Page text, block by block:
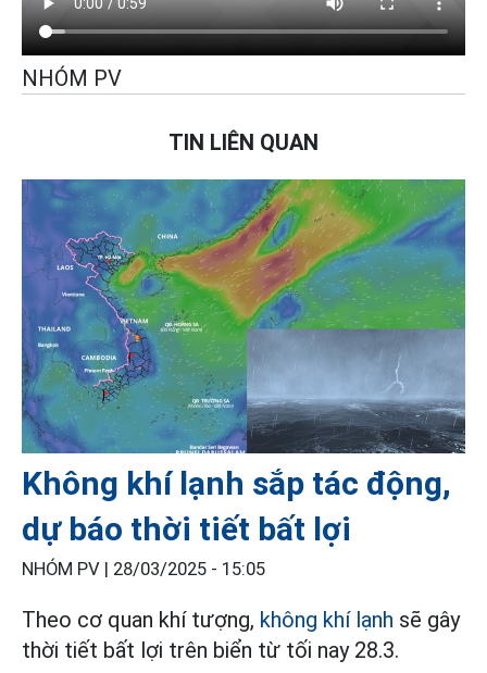
NHÓM PV
TIN LIÊN QUAN
Không khí lạnh sắp tác động,
dự báo thời tiết bất lợi
NHÓM PV | 28/03/2025 - 15:05
Theo cơ quan khí tượng, không khí lạnh sẽ gây
thời tiết bất lợi trên biển từ tối nay 28.3.